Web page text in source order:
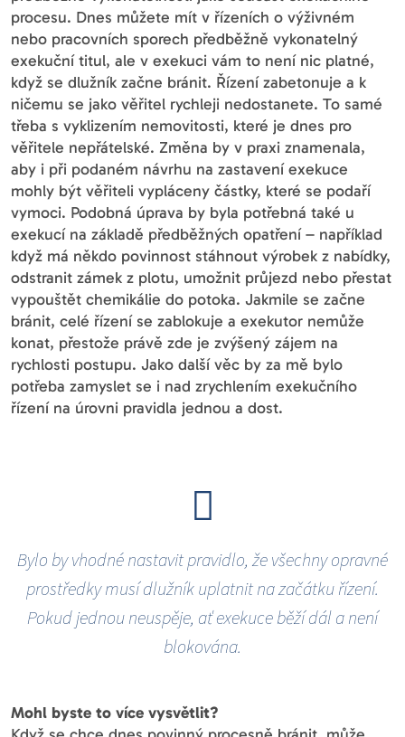
procesu. Dnes můžete mít v řízeních o výživném
nebo pracovních sporech předběžně vykonatelný
exekuční titul, ale v exekuci vám to není nic platné,
když se dlužník začne bránit. Řízení zabetonuje a k
ničemu se jako věřitel rychleji nedostanete. To samé
třeba s vyklizením nemovitosti, které je dnes pro
věřitele nepřátelské. Změna by v praxi znamenala,
aby i při podaném návrhu na zastavení exekuce
mohly být věřiteli vypláceny částky, které se podaří
vymoci. Podobná úprava by byla potřebná také u
exekucí na základě předběžných opatření – například
když má někdo povinnost stáhnout výrobek z nabídky,
odstranit zámek z plotu, umožnit průjezd nebo přestat
vypouštět chemikálie do potoka. Jakmile se začne
bránit, celé řízení se zablokuje a exekutor nemůže
konat, přestože právě zde je zvýšený zájem na
rychlosti postupu. Jako další věc by za mě bylo
potřeba zamyslet se i nad zrychlením exekučního
řízení na úrovni pravidla jednou a dost.
Bylo by vhodné nastavit pravidlo, že všechny opravné
prostředky musí dlužník uplatnit na začátku řízení.
Pokud jednou neuspěje, ať exekuce běží dál a není
blokována.
Mohl byste to více vysvětlit?